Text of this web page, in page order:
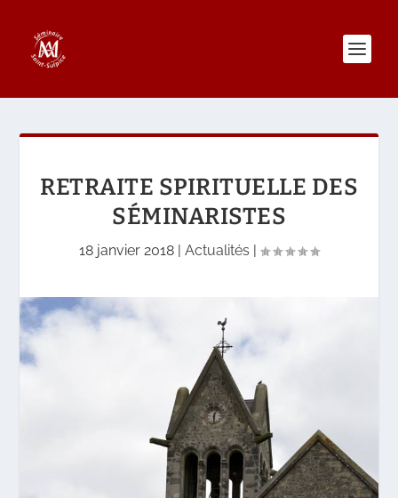
RETRAITE SPIRITUELLE DES
SÉMINARISTES
18 janvier 2018 | Actualités |